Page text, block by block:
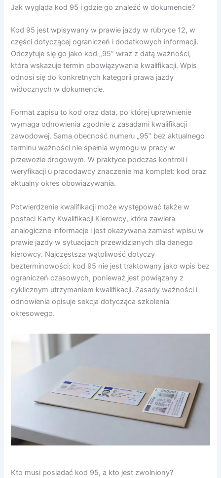
Jak wygląda kod 95 i gdzie go znaleźć w dokumencie?
Kod 95 jest wpisywany w prawie jazdy w rubryce 12, w
części dotyczącej ograniczeń i dodatkowych informacji.
Odczytuje się go jako kod „95” wraz z datą ważności,
która wskazuje termin obowiązywania kwalifikacji. Wpis
odnosi się do konkretnych kategorii prawa jazdy
widocznych w dokumencie.
Format zapisu to kod oraz data, po której uprawnienie
wymaga odnowienia zgodnie z zasadami kwalifikacji
zawodowej. Sama obecność numeru „95” bez aktualnego
terminu ważności nie spełnia wymogu w pracy w
przewozie drogowym. W praktyce podczas kontroli i
weryfikacji u pracodawcy znaczenie ma komplet: kod oraz
aktualny okres obowiązywania.
Potwierdzenie kwalifikacji może występować także w
postaci Karty Kwalifikacji Kierowcy, która zawiera
analogiczne informacje i jest okazywana zamiast wpisu w
prawie jazdy w sytuacjach przewidzianych dla danego
kierowcy. Najczęstsza wątpliwość dotyczy
bezterminowości: kod 95 nie jest traktowany jako wpis bez
ograniczeń czasowych, ponieważ jest powiązany z
cyklicznym utrzymaniem kwalifikacji. Zasady ważności i
odnowienia opisuje sekcja dotycząca szkolenia
okresowego.
Kto musi posiadać kod 95, a kto jest zwolniony?